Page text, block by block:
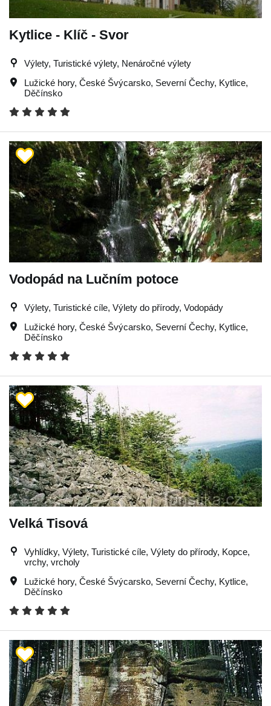
Kytlice - Klíč - Svor
Výlety, Turistické výlety, Nenáročné výlety
Lužické hory, České Švýcarsko, Severní Čechy, Kytlice,
Děčínsko
Vodopád na Lučním potoce
Výlety, Turistické cíle, Výlety do přírody, Vodopády
Lužické hory, České Švýcarsko, Severní Čechy, Kytlice,
Děčínsko
Velká Tisová
Vyhlídky, Výlety, Turistické cíle, Výlety do přírody, Kopce,
vrchy, vrcholy
Lužické hory, České Švýcarsko, Severní Čechy, Kytlice,
Děčínsko